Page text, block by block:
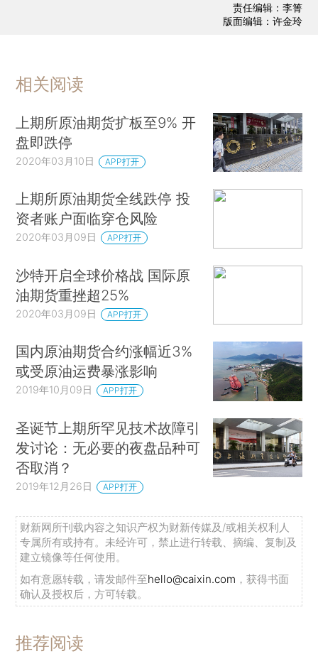
责任编辑：李箐
版面编辑：许金玲
相关阅读
上期所原油期货扩板至9% 开
盘即跌停
2020年03月10日 APP打开
上期所原油期货全线跌停 投
资者账户面临穿仓风险
2020年03月09日 APP打开
沙特开启全球价格战 国际原
油期货重挫超25%
2020年03月09日 APP打开
国内原油期货合约涨幅近3%
或受原油运费暴涨影响
2019年10月09日 APP打开
圣诞节上期所罕见技术故障引
发讨论：无必要的夜盘品种可
否取消？
2019年12月26日 APP打开
财新网所刊载内容之知识产权为财新传媒及/或相关权利人
专属所有或持有。未经许可，禁止进行转载、摘编、复制及
建立镜像等任何使用。
如有意愿转载，请发邮件至hello@caixin.com ，获得书面
确认及授权后，方可转载。
推荐阅读